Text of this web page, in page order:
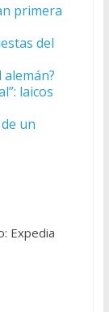
primera
del
alemán?
laicos
un
Expedia